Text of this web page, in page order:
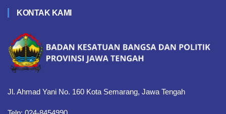
KONTAK KAMI
Jl. Ahmad Yani No. 160 Kota Semarang, Jawa Tengah